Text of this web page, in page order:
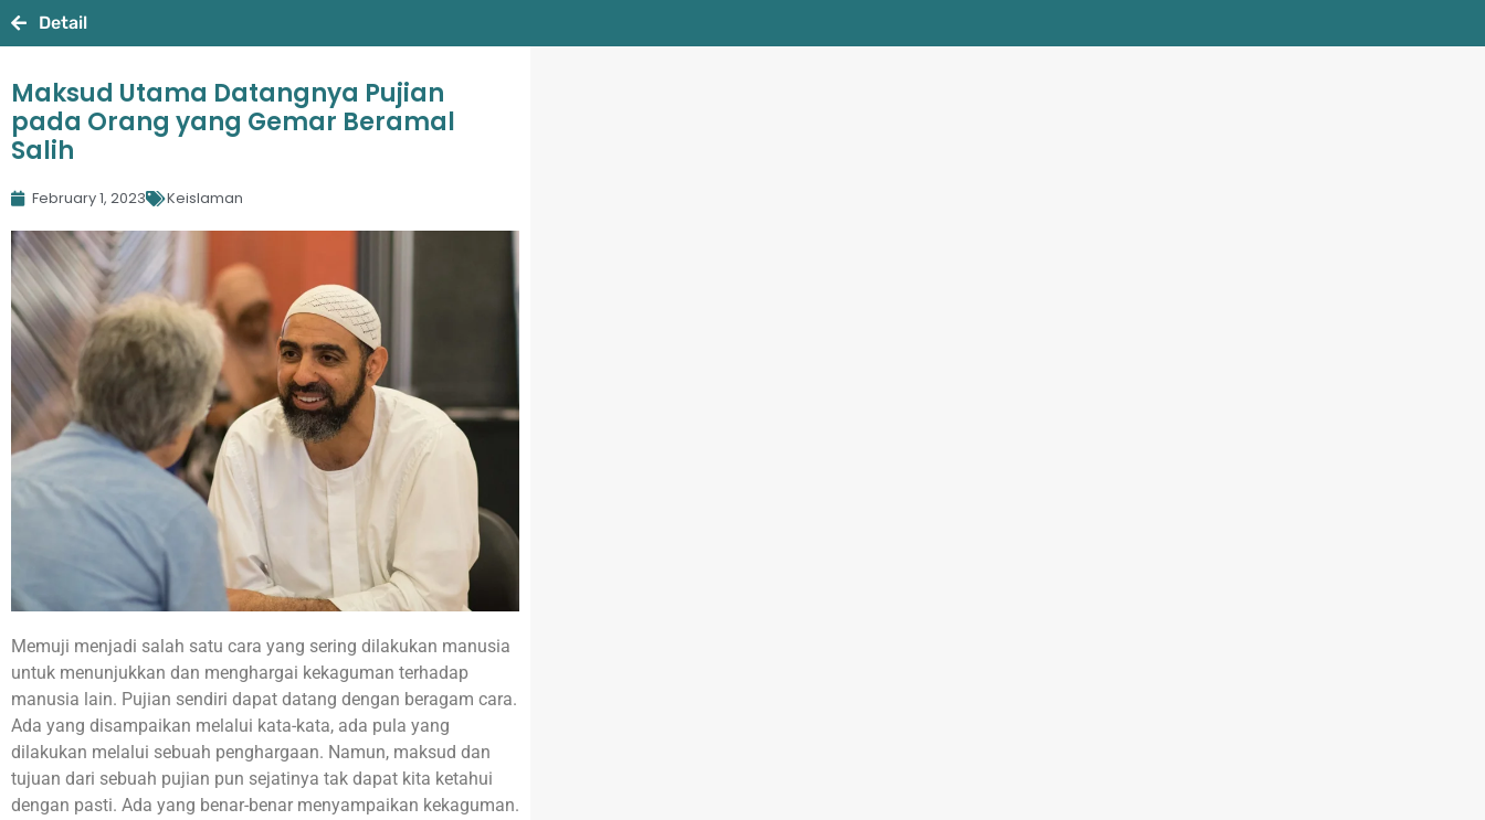
Detail
Maksud Utama Datangnya Pujian
pada Orang yang Gemar Beramal
Salih
February 1, 2023 Keislaman
Memuji menjadi salah satu cara yang sering dilakukan manusia
untuk menunjukkan dan menghargai kekaguman terhadap
manusia lain. Pujian sendiri dapat datang dengan beragam cara.
Ada yang disampaikan melalui kata-kata, ada pula yang
dilakukan melalui sebuah penghargaan. Namun, maksud dan
tujuan dari sebuah pujian pun sejatinya tak dapat kita ketahui
dengan pasti. Ada yang benar-benar menyampaikan kekaguman.